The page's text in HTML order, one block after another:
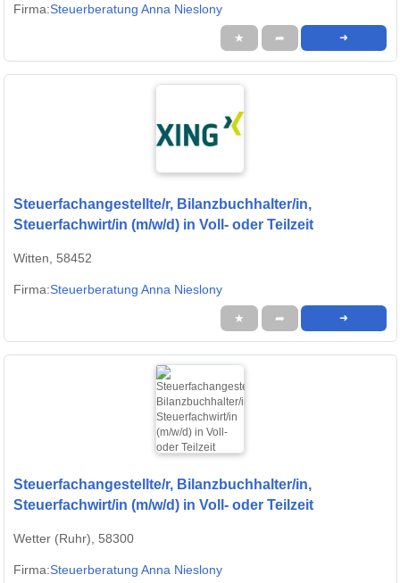
Firma:Steuerberatung Anna Nieslony
★ ➦ ➜
Steuerfachangestellte/r, Bilanzbuchhalter/in,
Steuerfachwirt/in (m/w/d) in Voll- oder Teilzeit
Witten, 58452
Firma:Steuerberatung Anna Nieslony
★ ➦ ➜
Steuerfachangestellte/r, Bilanzbuchhalter/in,
Steuerfachwirt/in (m/w/d) in Voll- oder Teilzeit
Wetter (Ruhr), 58300
Firma:Steuerberatung Anna Nieslony